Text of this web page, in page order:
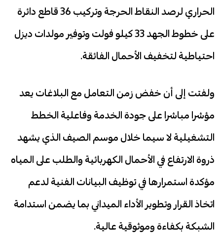
الحراري لرصد النقاط الحرجة وتركيب 36 قاطع دائرة
على خطوط الجهد 33 كيلو فولت وتوفير مولدات ديزل
احتياطية لتخفيف الأحمال الفائقة.
ولفتت إلى أن خفض زمن التعامل مع البلاغات يعد
مؤشرا مباشرا على جودة الخدمة وفاعلية الخطط
التشغيلية لا سيما خلال موسم الصيف الذي يشهد
ذروة الارتفاع في الأحمال الكهربائية والطلب على المياه
مؤكدة استمرارها في توظيف البيانات الفنية لدعم
اتخاذ القرار وتطوير الأداء الميداني بما يضمن استدامة
الشبكة بكفاءة وموثوقية عالية.